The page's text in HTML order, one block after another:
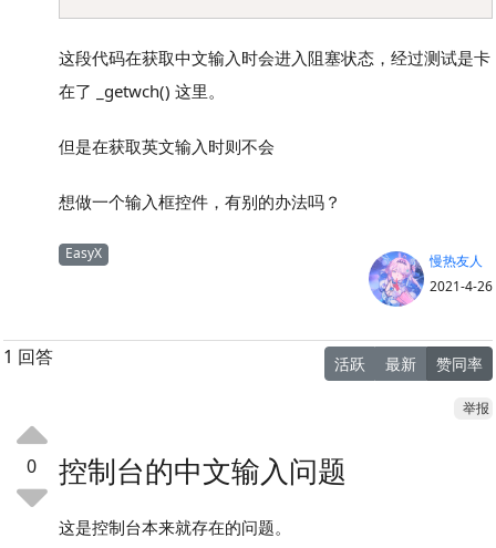
这段代码在获取中文输入时会进入阻塞状态，经过测试是卡
在了 _getwch() 这里。
但是在获取英文输入时则不会
想做一个输入框控件，有别的办法吗？
EasyX
慢热友人
2021-4-26
1 回答 活跃 最新 赞同率
举报
0 控制台的中文输入问题
这是控制台本来就存在的问题。